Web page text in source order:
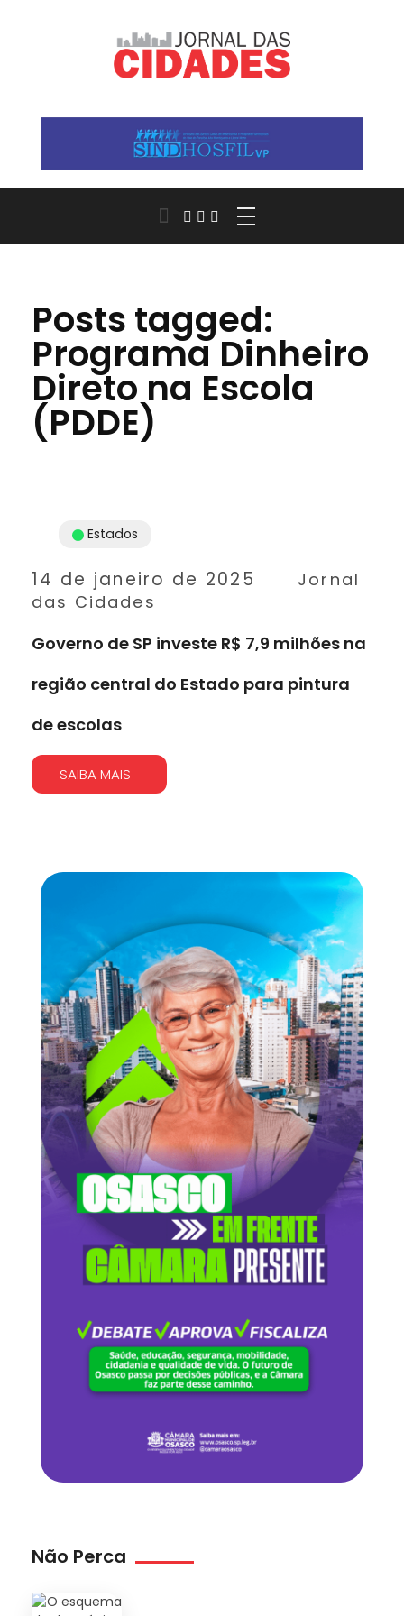
Posts tagged:
Programa Dinheiro
Direto na Escola
(PDDE)
14 de janeiro de 2025
Jornal
das Cidades
Estados
Governo de SP investe R$ 7,9 milhões na
região central do Estado para pintura
de escolas
SAIBA MAIS
Não Perca